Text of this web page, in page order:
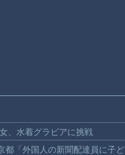
、水着グラビアに挑戦
「外国人の新聞配達員に子ど